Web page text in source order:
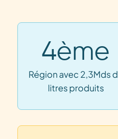
4ème
Région avec 2,3Mds
litres produits